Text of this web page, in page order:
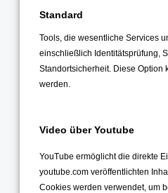
Januar 2026
August 2025
Juli 2025
Standard
Tools, die wesentliche Services
einschließlich Identitätsprüfung,
Standortsicherheit. Diese Option
werden.
Video über Youtube
YouTube ermöglicht die direkte
youtube.com veröffentlichten
Cookies werden verwendet, um